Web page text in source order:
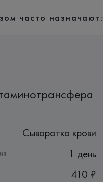
часто назначают:
Сыворотка крови
1 день
410 ₽